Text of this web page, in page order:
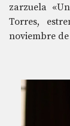
zarzuela
Torres,
noviembre de